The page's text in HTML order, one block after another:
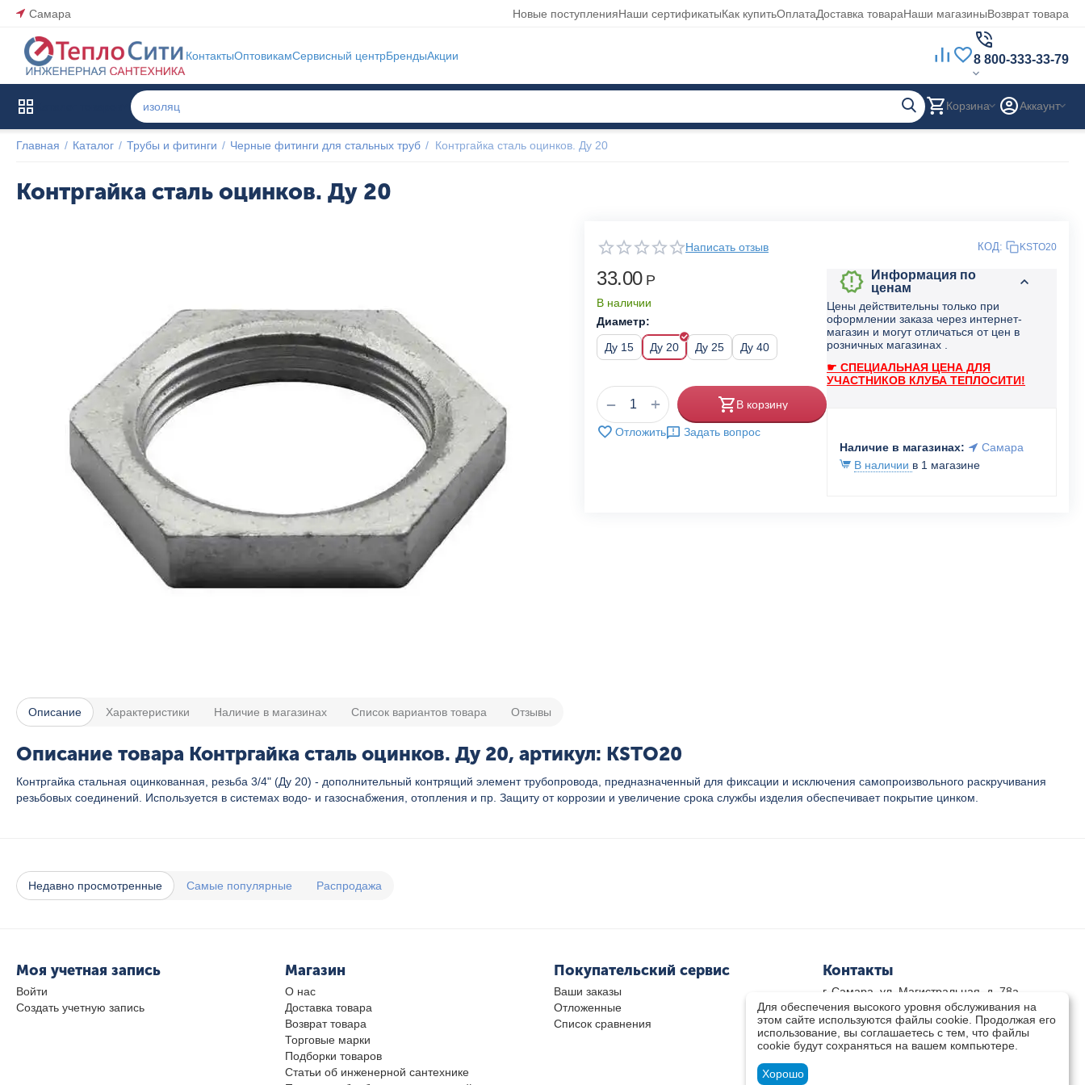
Самара Новые поступленияНаши сертификатыКак купитьОплатаДоставка товараНаши магазиныВозврат товара
КонтактыОптовикамСервисный центрБрендыАкции 8 800-333-33-79
Корзина Аккаунт
Главная / Каталог / Трубы и фитинги / Черные фитинги для стальных труб / Контргайка сталь оцинков. Ду 20
Контргайка сталь оцинков. Ду 20
Написать отзыв КОД: KSTO20
33.00 Р
В наличии
Диаметр:
Ду 15
Ду 20 Ду 25 Ду 40
+
− В корзину
Отложить Задать вопрос
Информация по
ценам
Цены действительны только при
оформлении заказа через интернет-
магазин и могут отличаться от цен в
розничных магазинах .
☛ СПЕЦИАЛЬНАЯ ЦЕНА ДЛЯ
УЧАСТНИКОВ КЛУБА ТЕПЛОСИТИ!
Наличие в магазинах:
Самара
В наличии в 1 магазине
Описание Характеристики Наличие в магазинах Список вариантов товара Отзывы
Описание товара Контргайка сталь оцинков. Ду 20, артикул: KSTO20
Контргайка стальная оцинкованная, резьба 3/4" (Ду 20) - дополнительный контрящий элемент трубопровода, предназначенный для фиксации и исключения самопроизвольного раскручивания
резьбовых соединений. Используется в системах водо- и газоснабжения, отопления и пр. Защиту от коррозии и увеличение срока службы изделия обеспечивает покрытие цинком.
Недавно просмотренные Самые популярные Распродажа
Моя учетная запись
Войти
Создать учетную запись
Магазин
О нас
Доставка товара
Возврат товара
Торговые марки
Подборки товаров
Статьи об инженерной сантехнике
Покупательский сервис
Ваши заказы
Отложенные
Список сравнения
Контакты
г. Самара, ул. Магистральная, д. 78а
8 800-333-33-79(звонок бесплатный)
8(846)-211-03-15
Пн-Пт 8.30 - 17.30 Сб 9.00 - 16.00
zakaz@teplocity.com
Для обеспечения высокого уровня обслуживания на
этом сайте используются файлы cookie. Продолжая его
использование, вы соглашаетесь с тем, что файлы
cookie будут сохраняться на вашем компьютере.
Хорошо